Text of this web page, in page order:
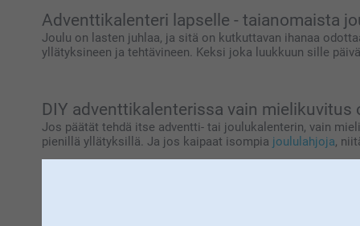
Adventtikalenteri lapselle - taianomaista
Joulu on lasten juhlaa, ja sitä on kutkuttavan ihanaa
yllätyksineen ja tehtävineen. Keksi joka luukkuun sille
DIY adventtikalenterissa vain mielikuvitus
Jos päätät tehdä itse adventti- tai joulukalenterin, vain
pienillä yllätyksillä. Ja jos kaipaat isompia joululahjoja,
smartphoton kanssa adventtikalenterin suunnittelu ja